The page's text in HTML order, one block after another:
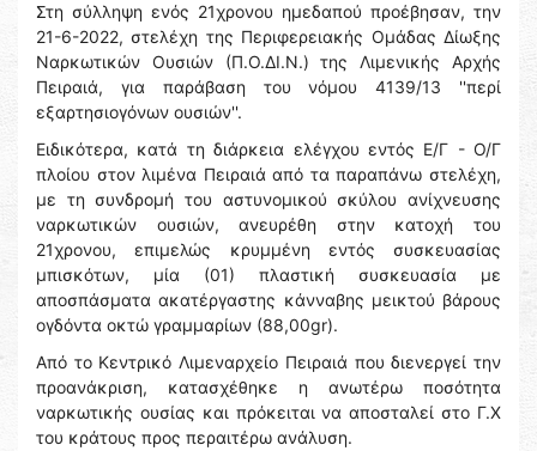
Στη σύλληψη ενός 21χρονου ημεδαπού προέβησαν, την
21-6-2022, στελέχη της Περιφερειακής Ομάδας Δίωξης
Ναρκωτικών Ουσιών (Π.Ο.ΔΙ.Ν.) της Λιμενικής Αρχής
Πειραιά, για παράβαση του νόμου 4139/13 ''περί
εξαρτησιογόνων ουσιών''.
Ειδικότερα, κατά τη διάρκεια ελέγχου εντός Ε/Γ - Ο/Γ
πλοίου στον λιμένα Πειραιά από τα παραπάνω στελέχη,
με τη συνδρομή του αστυνομικού σκύλου ανίχνευσης
ναρκωτικών ουσιών, ανευρέθη στην κατοχή του
21χρονου, επιμελώς κρυμμένη εντός συσκευασίας
μπισκότων, μία (01) πλαστική συσκευασία με
αποσπάσματα ακατέργαστης κάνναβης μεικτού βάρους
ογδόντα οκτώ γραμμαρίων (88,00gr).
Από το Κεντρικό Λιμεναρχείο Πειραιά που διενεργεί την
προανάκριση, κατασχέθηκε η ανωτέρω ποσότητα
ναρκωτικής ουσίας και πρόκειται να αποσταλεί στο Γ.Χ
του κράτους προς περαιτέρω ανάλυση.